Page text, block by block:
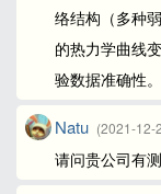
络结构（多种
的热力学曲线
验数据准确性
Natu (2021-12-
请问贵公司有